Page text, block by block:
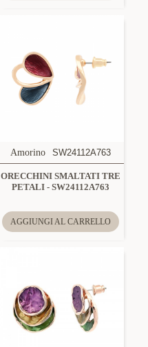
Amorino SW24112A763
ORECCHINI SMALTATI TRE
PETALI - SW24112A763
AGGIUNGI AL CARRELLO